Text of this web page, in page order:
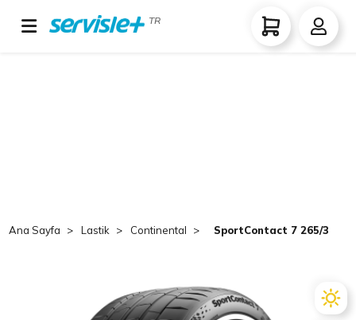
TR
Ana Sayfa Lastik Continental SportContact 7 265/30